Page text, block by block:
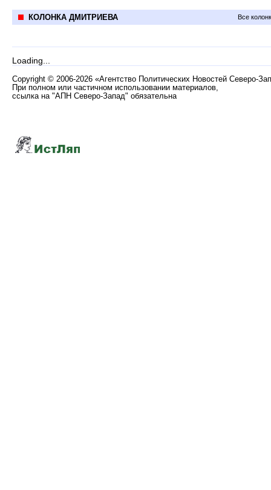
КОЛОНКА ДМИТРИЕВА Все
Loading...
Copyright © 2006-2026 «Агентство Политических Новостей Северо-
При полном или частичном использовании материалов,
ссылка на "АПН Северо-Запад" обязательна